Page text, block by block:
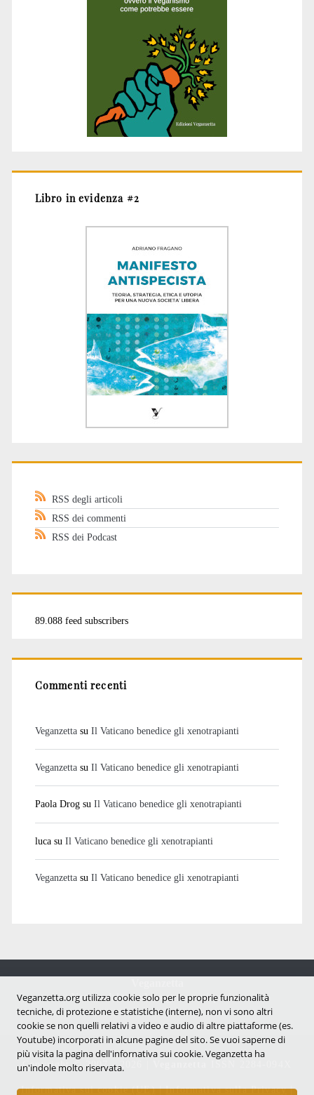
Libro in evidenza #2
RSS degli articoli
RSS dei commenti
RSS dei Podcast
89.088 feed subscribers
Commenti recenti
Veganzettasu Il Vaticano benedice gli xenotrapianti
Veganzettasu Il Vaticano benedice gli xenotrapianti
Paola Drogsu Il Vaticano benedice gli xenotrapianti
lucasu Il Vaticano benedice gli xenotrapianti
Veganzettasu Il Vaticano benedice gli xenotrapianti
Notizie dal mondo vegan e antispecista
Copyright © 2007 - 2026 |
Informativa sui cookie (UE)|Informativa sulla Privacy|
Veganzetta.org utilizza cookie solo per le proprie funzionalità
tecniche, di protezione e statistiche (interne), non vi sono altri
cookie se non quelli relativi a video e audio di altre piattaforme (es.
Youtube) incorporati in alcune pagine del sito. Se vuoi saperne di
più visita la pagina dell'infornativa sui cookie. Veganzetta ha
un'indole molto riservata.